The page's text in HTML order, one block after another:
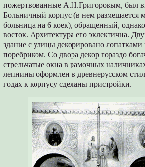
пожертвованные А.Н.Григоровым, был
Больничный корпус (в нем размещается
больница на 6 коек), обращенный,
восток. Архитектура его эклектична.
здание с улицы декорировано лопатками
поребриком. Со двора декор гораздо
стрельчатые окна в рамочных
лепнины оформлен в древнерусском
годах к корпусу сделаны пристройки.